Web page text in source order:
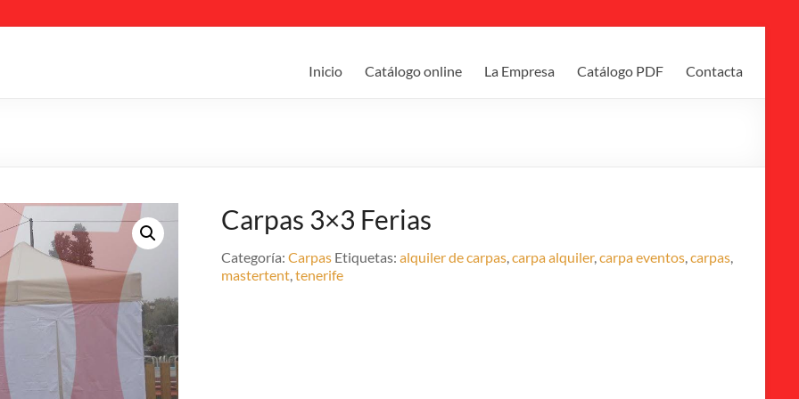
Inicio Catálogo online La Empresa Catálogo PDF Contacta
Carpas 3×3 Ferias
Categoría:Carpas Etiquetas:alquiler de carpas,carpa alquiler,carpa eventos,carpas,
mastertent,tenerife